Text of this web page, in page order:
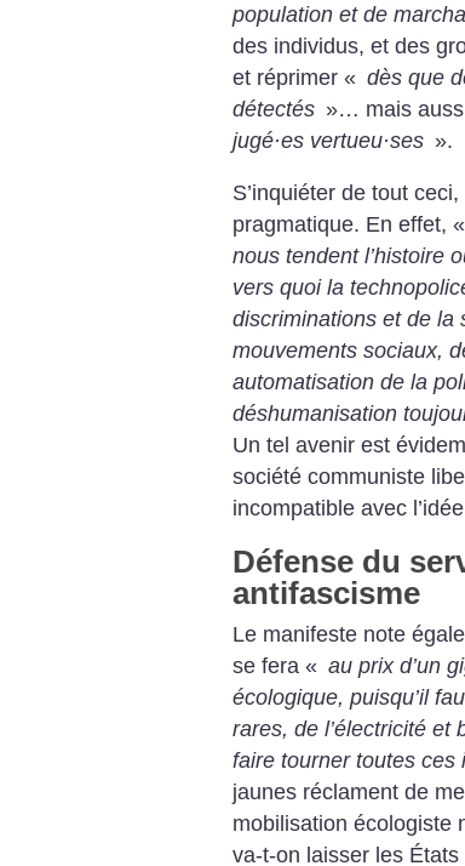
population et de
des individus, et des
et réprimer « dès que
détectés »… mais
jugé·es vertueu·ses ».
S’inquiéter de tout
pragmatique. En effet, «
nous tendent l’his­toire
vers quoi la
discriminations et de la
mouvements sociaux,
automatisation de la
déshumanisation
Un tel avenir est
société communiste
incompatible avec
Défense du
antifascisme
Le manifeste note
se fera « au prix d’un
écologique, puisqu’il
rares, de l’électricité et
faire tourner toutes ces
jaunes réclament de
mobilisation écologiste
va-t-on laisser les